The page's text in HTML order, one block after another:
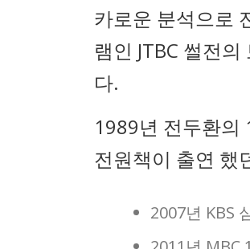
카로운 분석으로
램인 JTBC 썰전
다.
1989년 전두환의
전원책이 출연 했
2007년 KBS